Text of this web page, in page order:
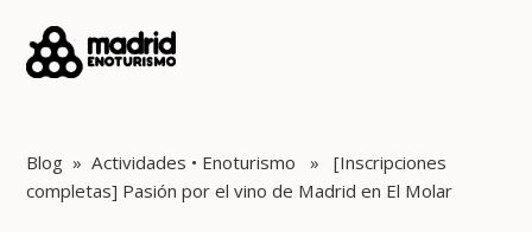
Blog »Actividades • Enoturismo » [Inscripciones
completas] Pasión por el vino de Madrid en El Molar